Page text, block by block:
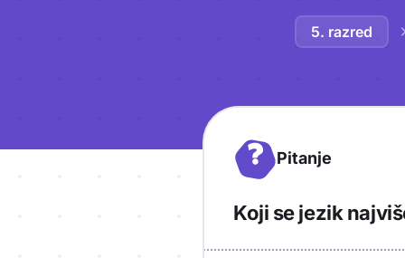
5. razred
? Pitanje
Koji se jezik